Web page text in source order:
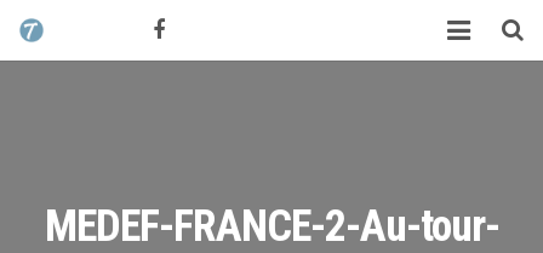
WORK
MEDEF-FRANCE-2-Au-tour-